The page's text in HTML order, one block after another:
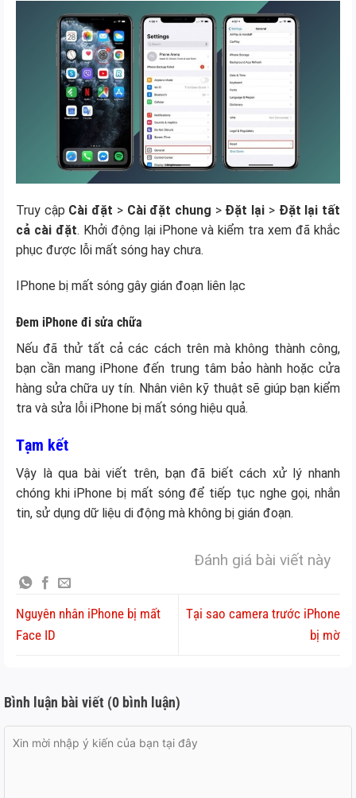
Truy cập Cài đặt > Cài đặt chung > Đặt lại > Đặt lại tất
cả cài đặt. Khởi động lại iPhone và kiểm tra xem đã khắc
phục được lỗi mất sóng hay chưa.
IPhone bị mất sóng gây gián đoạn liên lạc
Đem iPhone đi sửa chữa
Nếu đã thử tất cả các cách trên mà không thành công,
bạn cần mang iPhone đến trung tâm bảo hành hoặc cửa
hàng sửa chữa uy tín. Nhân viên kỹ thuật sẽ giúp bạn kiểm
tra và sửa lỗi iPhone bị mất sóng hiệu quả.
Tạm kết
Vậy là qua bài viết trên, bạn đã biết cách xử lý nhanh
chóng khi iPhone bị mất sóng để tiếp tục nghe gọi, nhắn
tin, sử dụng dữ liệu di động mà không bị gián đoạn.
Đánh giá bài viết này
Nguyên nhân iPhone bị mất
Face ID
Tại sao camera trước iPhone
bị mờ
Bình luận bài viết (0 bình luận)